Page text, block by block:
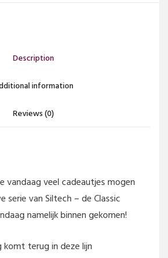
Description
information
Reviews (0)
vandaag veel cadeautjes mogen
serie van Siltech – de Classic
namelijk binnen gekomen!
terug in deze lijn